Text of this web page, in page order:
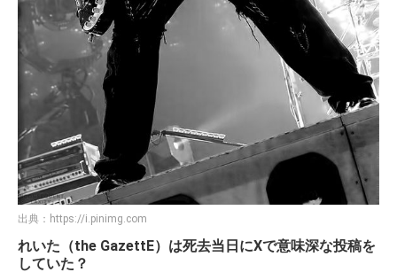
出典： https://i.pinimg.com
れいた（the GazettE）は死去当日にXで意味深な投稿を
していた？